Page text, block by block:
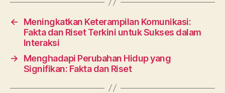
←
Meningkatkan Keterampilan Komunikasi:
Fakta dan Riset Terkini untuk Sukses dalam
Interaksi
→
Menghadapi Perubahan Hidup yang
Signifikan: Fakta dan Riset